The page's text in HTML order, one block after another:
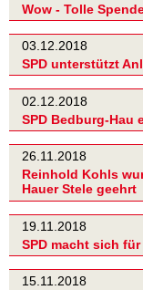
Wow - Tolle
03.12.2018
SPD unterstützt
02.12.2018
SPD Bedburg-Hau
26.11.2018
Reinhold Kohls
Hauer Stele geehrt
19.11.2018
SPD macht sich
15.11.2018